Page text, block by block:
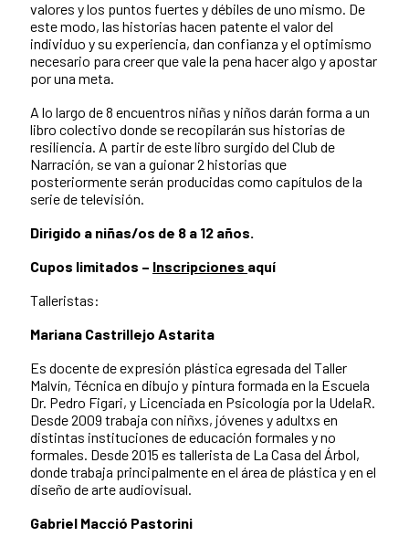
valores y los puntos fuertes y débiles de uno mismo. De
este modo, las historias hacen patente el valor del
individuo y su experiencia, dan confianza y el optimismo
necesario para creer que vale la pena hacer algo y apostar
por una meta.
A lo largo de 8 encuentros niñas y niños darán forma a un
libro colectivo donde se recopilarán sus historias de
resiliencia. A partir de este libro surgido del Club de
Narración, se van a guionar 2 historias que
posteriormente serán producidas como capítulos de la
serie de televisión.
Dirigido a niñas/os de 8 a 12 años.
Cupos limitados – Inscripciones aquí
Talleristas:
Mariana Castrillejo Astarita
Es docente de expresión plástica egresada del Taller
Malvín, Técnica en dibujo y pintura formada en la Escuela
Dr. Pedro Figari, y Licenciada en Psicología por la UdelaR.
Desde 2009 trabaja con niñxs, jóvenes y adultxs en
distintas instituciones de educación formales y no
formales. Desde 2015 es tallerista de La Casa del Árbol,
donde trabaja principalmente en el área de plástica y en el
diseño de arte audiovisual.
Gabriel Macció Pastorini